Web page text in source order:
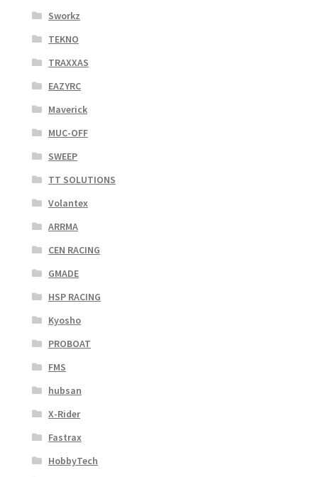
Sworkz
TEKNO
TRAXXAS
EAZYRC
Maverick
MUC-OFF
SWEEP
TT SOLUTIONS
Volantex
ARRMA
CEN RACING
GMADE
HSP RACING
Kyosho
PROBOAT
FMS
hubsan
X-Rider
Fastrax
HobbyTech